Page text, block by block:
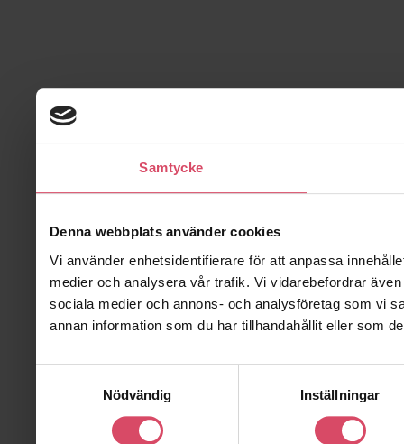
Samtycke
Denna webbplats använder cookies
Vi använder enhetsidentifierare för att anpassa
medier och analysera vår trafik. Vi vidarebefordrar
sociala medier och annons- och analysföretag som vi
annan information som du har tillhandahållit eller som
Nödvändig
Inställningar